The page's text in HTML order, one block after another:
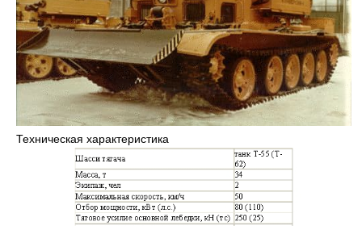
Техническая характеристика